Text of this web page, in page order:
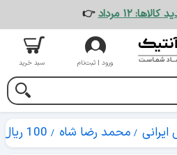
۱۲ مرداد 👉
ورود | ثبت‌نام سبد خرید
محمد رضا شاه 100 ریال